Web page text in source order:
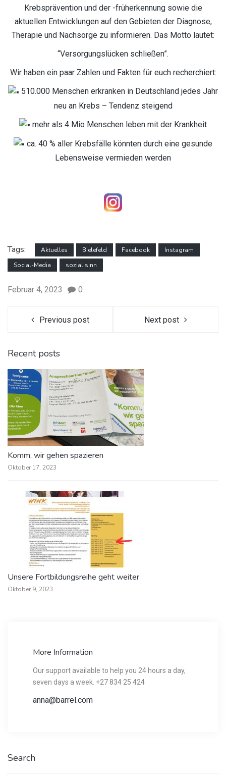
Krebsprävention und der -früherkennung sowie die
aktuellen Entwicklungen auf den Gebieten der Diagnose,
Therapie und Nachsorge zu informieren. Das Motto lautet:
“Versorgungslücken schließen”.
Wir haben ein paar Zahlen und Fakten für euch recherchiert:
510.000 Menschen erkranken in Deutschland jedes Jahr
neu an Krebs – Tendenz steigend
mehr als 4 Mio Menschen leben mit der Krankheit
ca. 40 % aller Krebsfälle könnten durch eine gesunde
Lebensweise vermieden werden
Tags: Aktuelles Bielefeld Facebook
Instagram
Social-Media
sozial.sinn
Februar 4, 2023 0
Previous post Next post
Recent posts
Komm, wir gehen spazieren
Oktober 17, 2023
Unsere Fortbildungsreihe geht weiter
Oktober 9, 2023
More Information
Our support available to help you 24 hours a day,
seven days a week. +27 834 25 424
anna@barrel.com
Search